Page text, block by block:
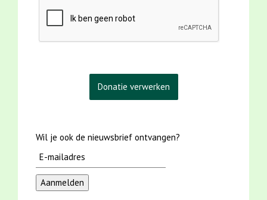
Wil je ook de nieuwsbrief ontvangen?